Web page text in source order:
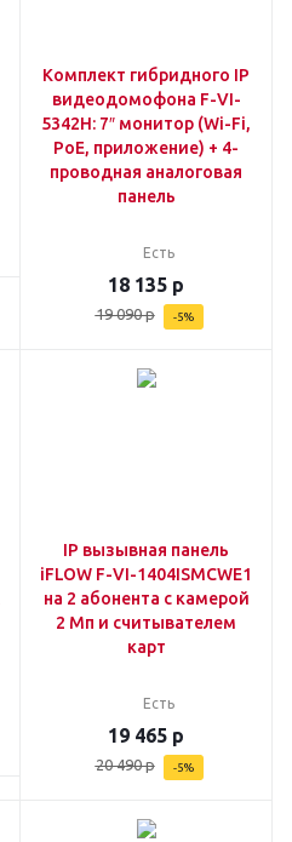
Комплект гибридного IP
видеодомофона F-VI-
5342H: 7″ монитор (Wi-Fi,
PoE, приложение) + 4-
проводная аналоговая
панель
Есть
18 135 р
19 090р -5%
IP вызывная панель
iFLOW F-VI-1404ISMCWE1
на 2 абонента с камерой
2 Мп и считывателем
карт
Есть
19 465 р
20 490р -5%